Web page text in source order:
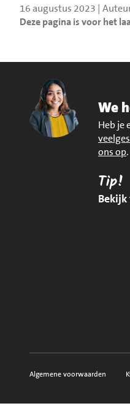
16 augustus 2023 |
Deze pagina is voor het
We
Heb je
ons op.
Tip!
Bekijk
Voorwaarden,
Algemene voorwaarden